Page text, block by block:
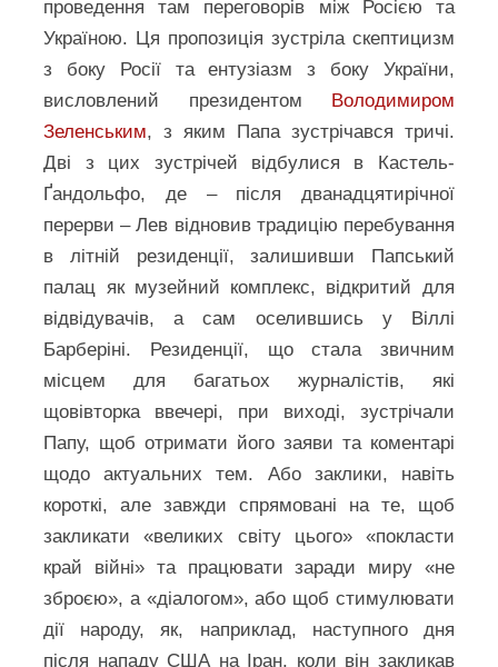
проведення там переговорів між Росією та
Україною. Ця пропозиція зустріла скептицизм
з боку Росії та ентузіазм з боку України,
висловлений президентом Володимиром
Зеленським, з яким Папа зустрічався тричі.
Дві з цих зустрічей відбулися в Кастель-
Ґандольфо, де – після дванадцятирічної
перерви – Лев відновив традицію перебування
в літній резиденції, залишивши Папський
палац як музейний комплекс, відкритий для
відвідувачів, а сам оселившись у Віллі
Барберіні. Резиденції, що стала звичним
місцем для багатьох журналістів, які
щовівторка ввечері, при виході, зустрічали
Папу, щоб отримати його заяви та коментарі
щодо актуальних тем. Або заклики, навіть
короткі, але завжди спрямовані на те, щоб
закликати «великих світу цього» «покласти
край війні» та працювати заради миру «не
зброєю», а «діалогом», або щоб стимулювати
дії народу, як, наприклад, наступного дня
після нападу США на Іран, коли він закликав